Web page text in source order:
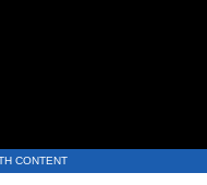
CONTENT